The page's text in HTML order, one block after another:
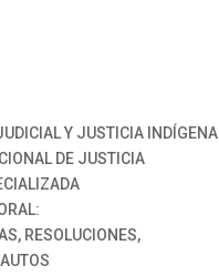
Y JUSTICIA INDÍGENA
DE JUSTICIA
RESOLUCIONES,